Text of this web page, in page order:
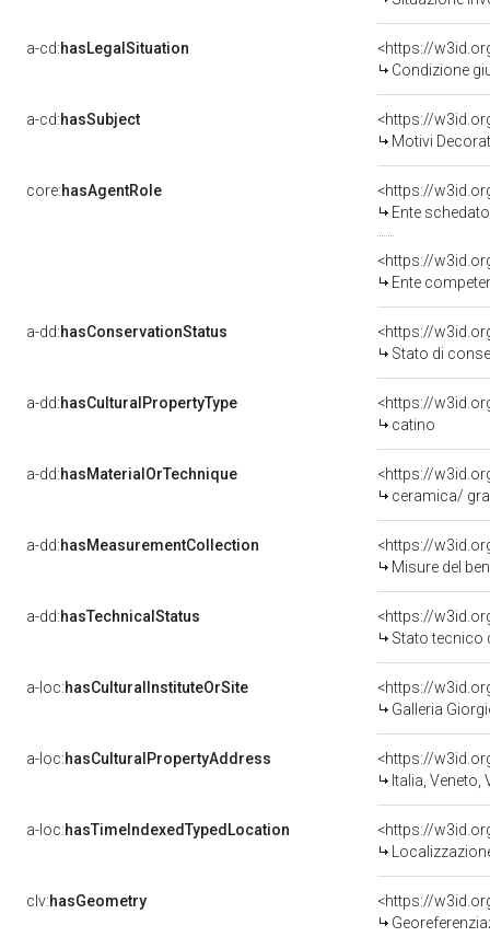
a-cd:hasLegalSituation
<https://
Condizione
a-cd:hasSubject
<https://
Motivi
core:hasAgentRole
<https://
Ente
<https://
Ente competente per tutela
a-dd:hasConservationStatus
<https://
Stato di
a-dd:hasCulturalPropertyType
<https://
catino
a-dd:hasMaterialOrTechnique
<https://
ceramica/
a-dd:hasMeasurementCollection
<https://
Misure del
a-dd:hasTechnicalStatus
<https://
Stato tecnico
a-loc:hasCulturalInstituteOrSite
<https://
Galleria
a-loc:hasCulturalPropertyAddress
<https://
Italia, Veneto,
a-loc:hasTimeIndexedTypedLocation
<https://
clv:hasGeometry
<https://